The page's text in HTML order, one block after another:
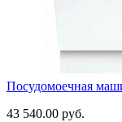
Посудомоечная
43 540.00 руб.